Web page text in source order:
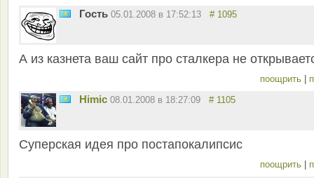
Гость 05.01.2008 в 17:52:13 # 1095
А из казнета ваш сайт про сталкера не
поощрить
Himic 08.01.2008 в 18:27:09 # 1105
Суперская идея про постапокалипсис
поощрить